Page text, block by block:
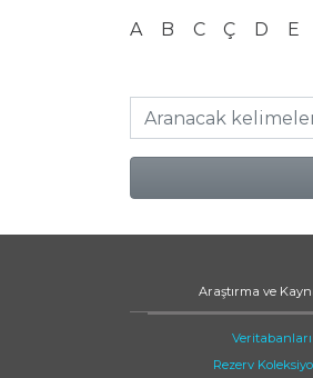
A B C Ç D E
Araştırma ve
Veritabanları
Rezerv